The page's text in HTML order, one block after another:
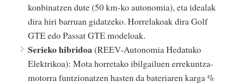
konbinatzen dute (50 km-ko autonomia), eta idealak
dira hiri barruan gidatzeko. Horrelakoak dira Golf
GTE edo Passat GTE modeloak.
Serieko hibridoa(REEV-Autonomia Hedatuko
Elektrikoa): Mota horretako ibilgailuen errekuntza-
motorra funtzionatzen hasten da bateriaren karga %